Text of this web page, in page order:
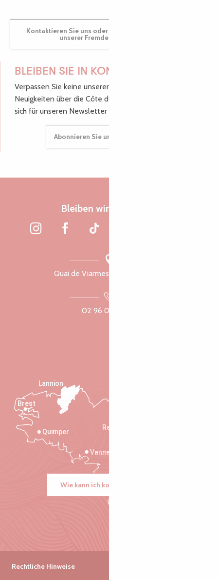
Kontaktieren Sie uns oder besuchen Sie uns in einem
unserer Fremdenverkehrsbüros.
BLEIBEN SIE IN KONTAKT!
Verpassen Sie keine unserer guten Tipps und
Neuigkeiten über die Côte de Granit Rose, melden Sie
sich für unseren Newsletter an.
Abonnieren Sie unseren Newsletter
Bleiben wir verbunden
Quai de Viarmes, 22300 Lannion
02 96 05 60 70
Rennes
Vannes
Quimper
Lannion
Brest
Wie kann ich kommen?
Rechtliche Hinweise